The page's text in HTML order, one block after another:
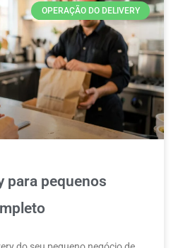
OPERAÇÃO DO DELIVERY
para pequenos